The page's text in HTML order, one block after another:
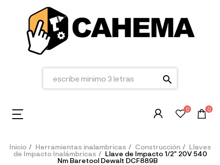
search
0 0
Inicio Herramientas inalambricas Construcción
Llaves
de Impacto Inalámbricas
Llave de Impacto 1/2" 20V 540
Nm Baretool Dewalt DCF889B